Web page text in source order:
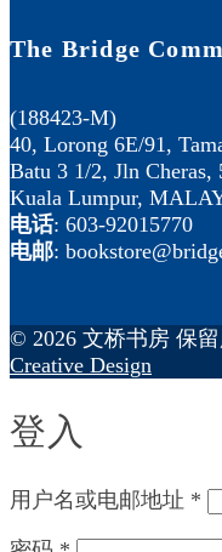
The Bridge
(188423-M)
40, Lorong 6E/91,
Batu 3 1/2, Jln Cheras,
Kuala Lumpur,
电话: 603-92015770
电邮:
© 2026 文桥书房 保
Creative Design
登入
用户名或电邮地址 *